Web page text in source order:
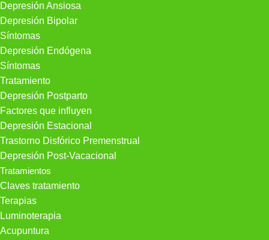
Depresión Ansiosa
Depresión Bipolar
Síntomas
Depresión Endógena
Síntomas
Tratamiento
Depresión Postparto
Factores que influyen
Depresión Estacional
Trastorno Disfórico Premenstrual
Depresión Post-Vacacional
Tratamientos
Claves tratamiento
Terapias
Luminoterapia
Acupuntura